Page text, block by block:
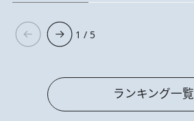
1 / 5
ランキング一覧